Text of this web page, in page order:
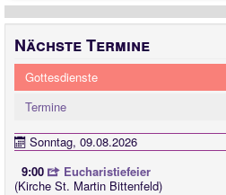
Nächste Termine
Gottesdienste
Termine
Sonntag, 09.08.2026
9:00
Eucharistiefeier
(Kirche St. Martin Bittenfeld)